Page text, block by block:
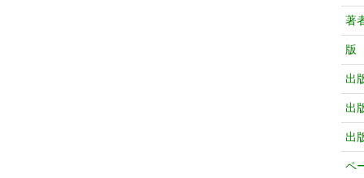
著
版
出
出
出
ペ